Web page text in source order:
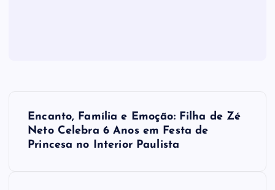
NEncanto, Família e Emoção: Filha de Zé
Neto Celebra 6 Anos em Festa de
Princesa no Interior Paulista